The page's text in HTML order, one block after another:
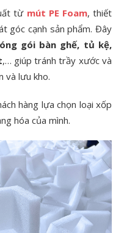
từ mút PE Foam, thiết
góc cạnh sản phẩm. Đây
gói bàn ghế, tủ kệ,
,… giúp tránh trầy xước và
và lưu kho.
hàng lựa chọn loại xốp
hóa của mình.